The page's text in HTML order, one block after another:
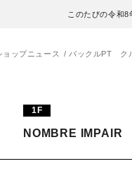
このたびの令和
ス
ョップニュース バックルPT ク
1F
NOMBRE IMPAIR